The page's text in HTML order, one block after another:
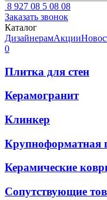
8 927 08 5 08 08
Заказать звонок
Каталог
ДизайнерамАкции
0
Плитка для стен
Керамогранит
Клинкер
Крупноформатная
Керамические
Сопутствующие